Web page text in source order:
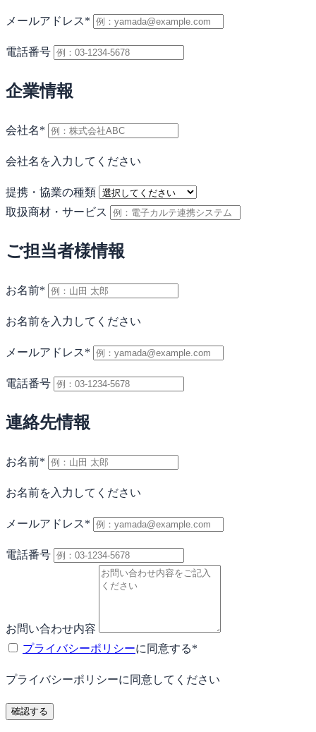
メールアドレス*
電話番号
企業情報
会社名*
会社名を入力してください
提携・協業の種類
取扱商材・サービス
ご担当者様情報
お名前*
お名前を入力してください
メールアドレス*
電話番号
連絡先情報
お名前*
お名前を入力してください
メールアドレス*
電話番号
お問い合わせ内容
プライバシーポリシーに同意する*
プライバシーポリシーに同意してください
確認する